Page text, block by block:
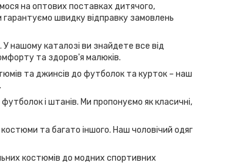
на оптових поставках дитячого,
гарантуємо швидку відправку замовлень
нашому каталозі ви знайдете все від
та здоров'я малюків.
та джинсів до футболок та курток – наш
і штанів. Ми пропонуємо як класичні,
та багато іншого. Наш чоловічий одяг
костюмів до модних спортивних